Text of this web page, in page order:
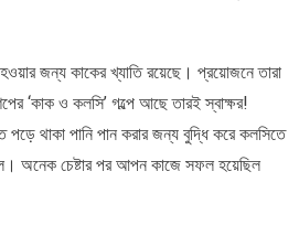
জন্য কাকের খ্যাতি রয়েছে। প্রয়োজনে তারা
‘কাক ও কলসি’ গল্পে আছে তারই স্বাক্ষর!
পড়ে থাকা পানি পান করার জন্য বুদ্ধি করে কলসিতে
অনেক চেষ্টার পর আপন কাজে সফল হয়েছিল